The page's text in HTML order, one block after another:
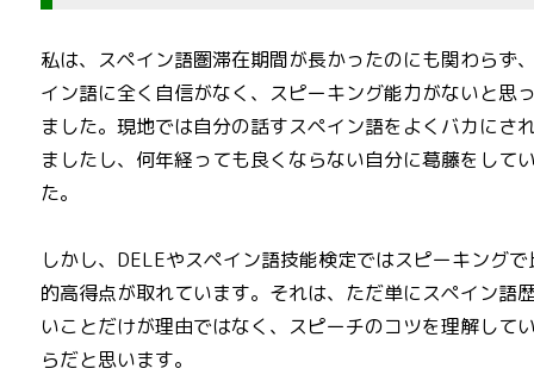
私は、スペイン語圏滞在期間が長かったのにも関わらず
イン語に全く自信がなく、スピーキング能力がないと思
ました。現地では自分の話すスペイン語をよくバカにさ
ましたし、何年経っても良くならない自分に葛藤をして
た。
しかし、DELEやスペイン語技能検定ではスピーキングで
的高得点が取れています。それは、ただ単にスペイン語
いことだけが理由ではなく、スピーチのコツを理解して
らだと思います。